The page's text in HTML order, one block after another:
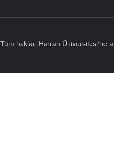
Tüm hakları Harran Üniversitesi'ne